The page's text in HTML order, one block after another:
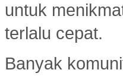
untuk
terlalu cepat.
Banyak